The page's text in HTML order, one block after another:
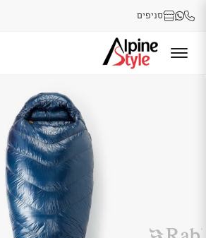
סניפים